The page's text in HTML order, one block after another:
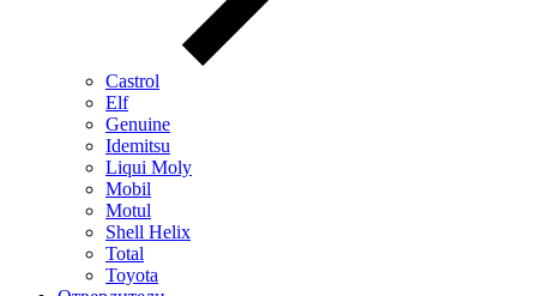
Castrol
Elf
Genuine
Idemitsu
Liqui Moly
Mobil
Motul
Shell Helix
Total
Toyota